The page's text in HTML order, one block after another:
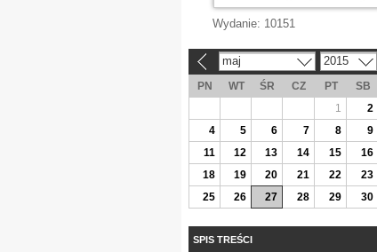
Wydanie: 10151
maj 2015
PN WT ŚR CZ PT SB
1
2
4
5 6 7 8 9
11
12 13 14 15 16
18
19 20 21 22 23
25
26 27 28 29 30
SPIS TREŚCI